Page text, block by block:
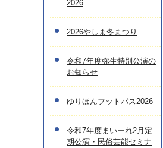
2026
2026やしま冬まつり
令和7年度弥生特別公演の
お知らせ
ゆりほんフットパス2026
令和7年度まいーれ2月定
期公演・民俗芸能セミナ